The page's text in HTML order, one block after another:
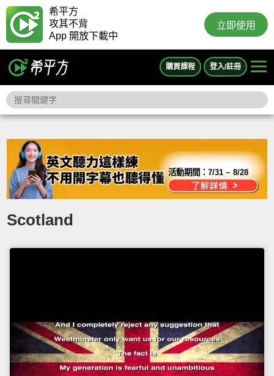
希平方
攻其不背
App 開放下載中
立即使用
購買課程 登入/註冊
活動期間：7/31 ~ 8/28
Scotland